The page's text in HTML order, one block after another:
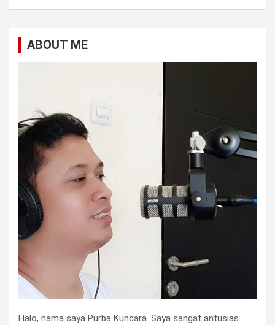
ABOUT ME
Halo, nama saya Purba Kuncara. Saya sangat antusias